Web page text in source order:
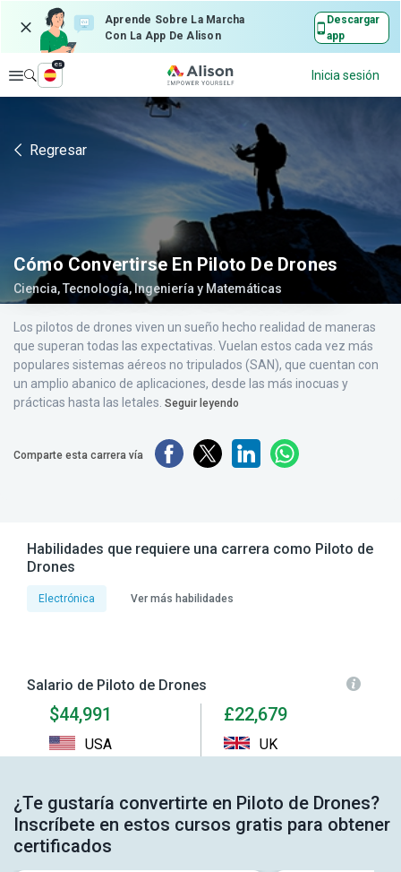
Aprende Sobre La Marcha
Con La App De Alison
Descargar
app
Explorar
es
Inicia sesión
Regresar
Cómo Convertirse En Piloto De Drones
Ciencia, Tecnología, Ingeniería y Matemáticas
Los pilotos de drones viven un sueño hecho realidad de maneras
que superan todas las expectativas. Vuelan estos cada vez más
populares sistemas aéreos no tripulados (SAN), que cuentan con
un amplio abanico de aplicaciones, desde las más inocuas y
prácticas hasta las letales. Seguir leyendo
Comparte esta carrera vía
Habilidades que requiere una carrera como Piloto de
Drones
Electrónica Ver más habilidades
Salario de Piloto de Drones
$44,991
USA
£22,679
UK
¿Te gustaría convertirte en Piloto de Drones?
Inscríbete en estos cursos gratis para obtener
certificados